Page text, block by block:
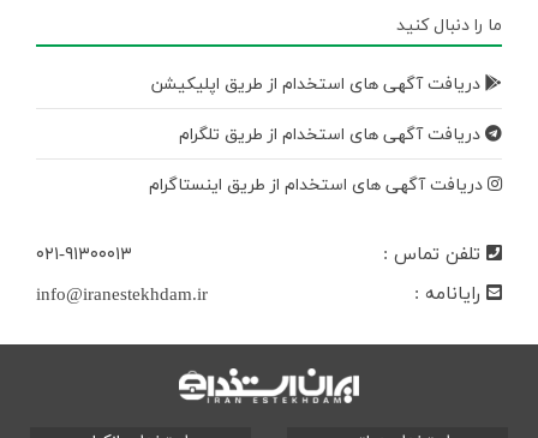
ما را دنبال کنید
دریافت آگهی های استخدام از طریق اپلیکیشن
دریافت آگهی های استخدام از طریق تلگرام
دریافت آگهی های استخدام از طریق اینستاگرام
تلفن تماس :
۰۲۱-۹۱۳۰۰۰۱۳
رایانامه :
info@iranestekhdam.ir